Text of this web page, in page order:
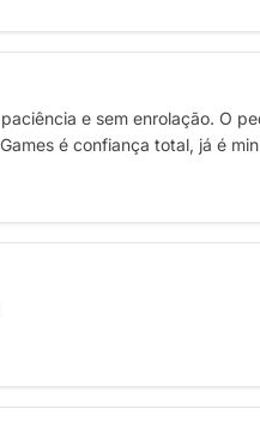
e sem enrolação. O
é confiança total, já é